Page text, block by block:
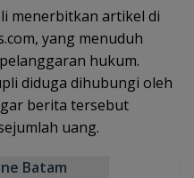
menerbitkan artikel di
yang menuduh
hukum.
diduga dihubungi oleh
berita tersebut
uang.
Batam